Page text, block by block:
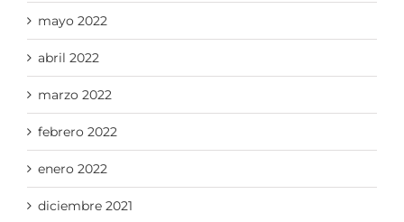
mayo 2022
abril 2022
marzo 2022
febrero 2022
enero 2022
diciembre 2021